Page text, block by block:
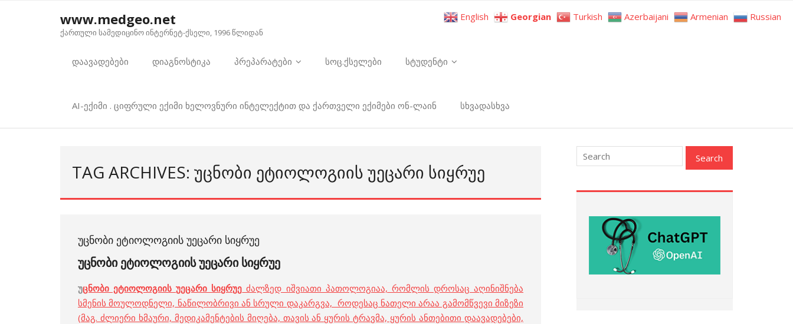
www.medgeo.net
ქართული სამედიცინო ინტერნეტ-ქსელი, 1996 წლიდან
დაავადებები დიაგნოსტიკა პრეპარატები სოც.ქსელები სტუდენტი
AI-ექიმი . ციფრული ექიმი ხელოვნური ინტელექტით და ქართველი ექიმები ონ-ლაინ სხვადასხვა
TAG ARCHIVES: ᲣᲪᲜᲝᲑᲘ ᲔᲢᲘᲝᲚᲝᲒᲘᲘᲡ ᲣᲔᲪᲐᲠᲘ ᲡᲘᲧᲠᲣᲔ
ᲣᲪᲜᲝᲑᲘ ᲔᲢᲘᲝᲚᲝᲒᲘᲘᲡ ᲣᲔᲪᲐᲠᲘ ᲡᲘᲧᲠᲣᲔ
უცნობი ეტიოლოგიის უეცარი სიყრუე
უცნობი ეტიოლოგიის უეცარი სიყრუე ძალზედ იშვიათი პათოლოგიაა, რომლის დროსაც აღინიშნება
სმენის მოულოდნელი, ნაწილობრივი ან სრული დაკარგვა, როდესაც ნათელი არაა გამომწვევი მიზეზი
(მაგ. ძლიერი ხმაური, მედიკამენტების მიღება, თავის ან ყურის ტრავმა, ყურის ანთებითი დაავადებები,
English Georgian Turkish Azerbaijani Armenian Russian